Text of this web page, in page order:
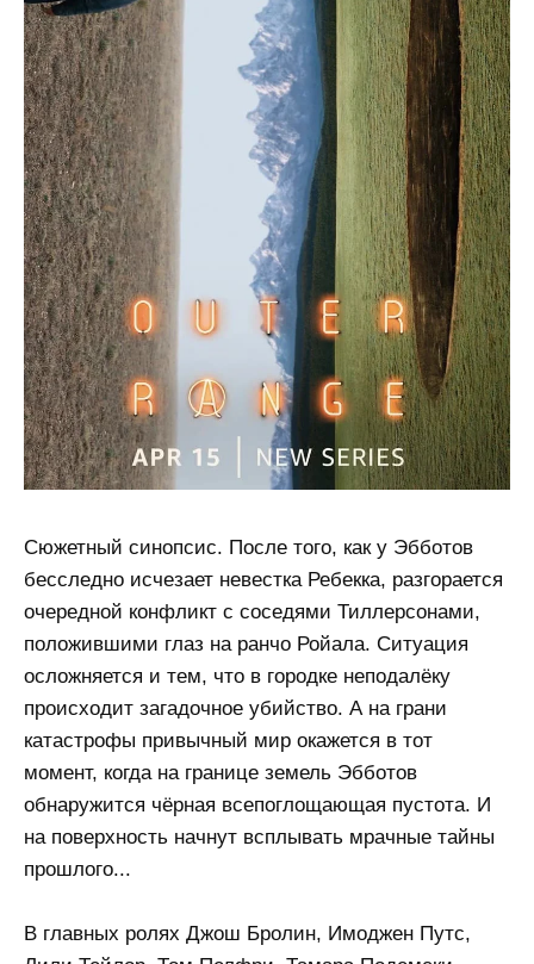
Сюжетный синопсис. После того, как у Эбботов
бесследно исчезает невестка Ребекка, разгорается
очередной конфликт с соседями Тиллерсонами,
положившими глаз на ранчо Ройала. Ситуация
осложняется и тем, что в городке неподалёку
происходит загадочное убийство. А на грани
катастрофы привычный мир окажется в тот
момент, когда на границе земель Эбботов
обнаружится чёрная всепоглощающая пустота. И
на поверхность начнут всплывать мрачные тайны
прошлого...
В главных ролях Джош Бролин, Имоджен Путс,